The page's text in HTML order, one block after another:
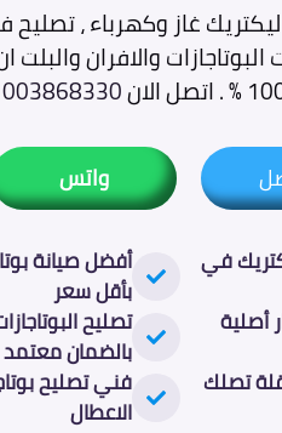
غاز وكهرباء ،
والافران
واتس
في
أصلية
تصلك
أفضل صيانة
بأقل سعر
تصليح
بالضمان معتمد
فني تصليح
الاعطال